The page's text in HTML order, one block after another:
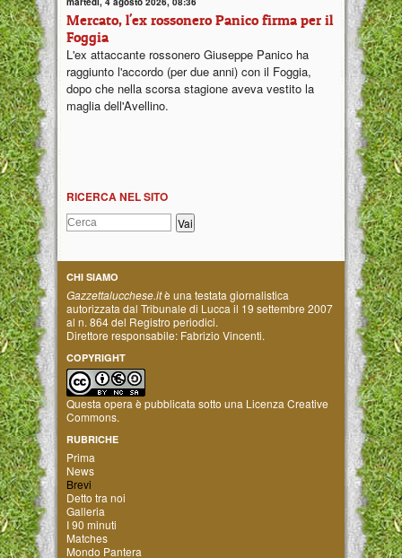
Mercato, l'ex rossonero Panico firma per il
Foggia
L'ex attaccante rossonero Giuseppe Panico ha
raggiunto l'accordo (per due anni) con il Foggia,
dopo che nella scorsa stagione aveva vestito la
maglia dell'Avellino.
RICERCA NEL SITO
CHI SIAMO
Gazzettalucchese.itè una testata giornalistica
autorizzata dal Tribunale di Lucca il 19 settembre 2007
al n. 864 del Registro periodici.
Direttore responsabile: Fabrizio Vincenti.
COPYRIGHT
Questa opera è pubblicata sotto una Licenza Creative
Commons.
RUBRICHE
Prima
News
Brevi
Detto tra noi
Galleria
I 90 minuti
Matches
Mondo Pantera